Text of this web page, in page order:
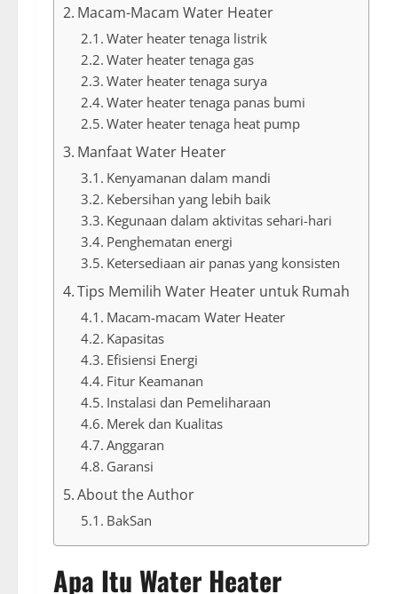
Macam-Macam Water Heater
Water heater tenaga listrik
Water heater tenaga gas
Water heater tenaga surya
Water heater tenaga panas bumi
Water heater tenaga heat pump
Manfaat Water Heater
Kenyamanan dalam mandi
Kebersihan yang lebih baik
Kegunaan dalam aktivitas sehari-hari
Penghematan energi
Ketersediaan air panas yang konsisten
Tips Memilih Water Heater untuk Rumah
Macam-macam Water Heater
Kapasitas
Efisiensi Energi
Fitur Keamanan
Instalasi dan Pemeliharaan
Merek dan Kualitas
Anggaran
Garansi
About the Author
BakSan
Apa Itu Water Heater